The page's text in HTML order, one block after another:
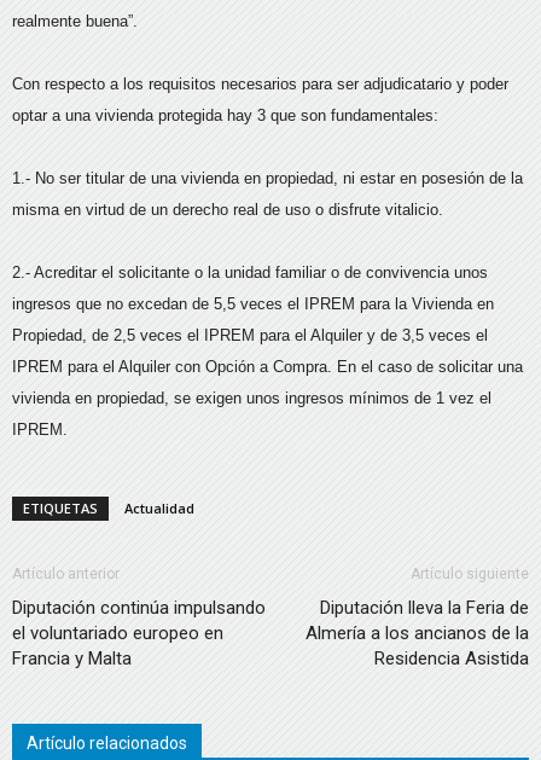
realmente buena”.
Con respecto a los requisitos necesarios para ser adjudicatario y poder
optar a una vivienda protegida hay 3 que son fundamentales:
1.- No ser titular de una vivienda en propiedad, ni estar en posesión de la
misma en virtud de un derecho real de uso o disfrute vitalicio.
2.- Acreditar el solicitante o la unidad familiar o de convivencia unos
ingresos que no excedan de 5,5 veces el IPREM para la Vivienda en
Propiedad, de 2,5 veces el IPREM para el Alquiler y de 3,5 veces el
IPREM para el Alquiler con Opción a Compra. En el caso de solicitar una
vivienda en propiedad, se exigen unos ingresos mínimos de 1 vez el
IPREM.
ETIQUETAS Actualidad
Artículo anterior
Diputación continúa impulsando
el voluntariado europeo en
Francia y Malta
Artículo siguiente
Diputación lleva la Feria de
Almería a los ancianos de la
Residencia Asistida
Artículo relacionados